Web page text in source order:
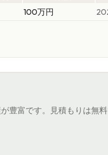
100万円
富です。見積もりは無